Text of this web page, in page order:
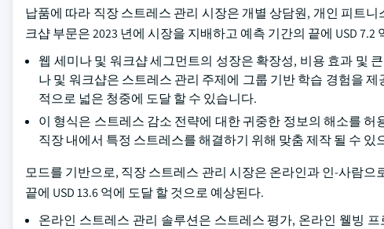
납품에 따라 직장 스트레스 관리 시장은 개별 상담원, 개인 피트
크샵 부문은 2023 년에 시장을 지배하고 예측 기간의 끝에 USD
웹 세미나 및 워크샵 세그먼트의 성장은 확장성, 비용 효과 및
나 및 워크샵은 스트레스 관리 주제에 그룹 기반 학습 경험을
적으로 넓은 청중에 도달 할 수 있습니다.
이 형식은 스트레스 감소 전략에 대한 귀중한 정보의 해소를
직장 내에서 특정 스트레스를 해결하기 위해 맞춤 제작 될 수
모드를 기반으로, 직장 스트레스 관리 시장은 온라인과 인-사람
끝에 USD 13.6 억에 도달 할 것으로 예상된다.
온라인 스트레스 관리 솔루션은 스트레스 평가, 온라인 웰빙